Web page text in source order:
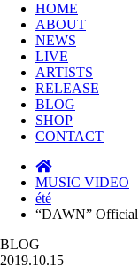
HOME
ABOUT
NEWS
LIVE
ARTISTS
RELEASE
BLOG
SHOP
CONTACT
MUSIC VIDEO
été
“DAWN”
BLOG
2019.10.15